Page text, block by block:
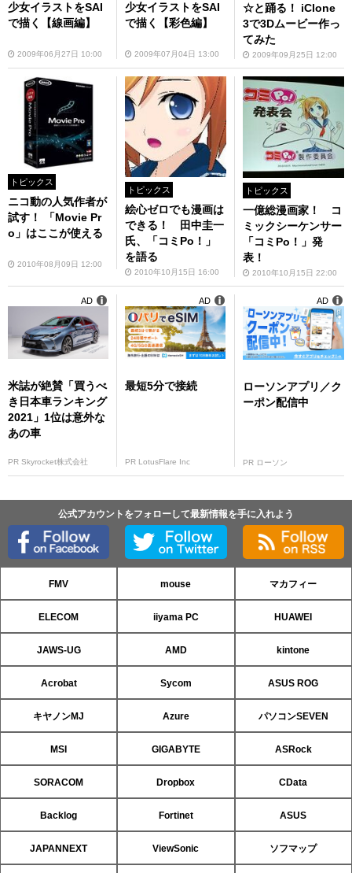
少女イラストをSAI
で描く【線画編】
2009年06月27日 10:00
少女イラストをSAI
で描く【彩色編】
2009年07月04日 13:00
☆と踊る！ iClone
3で3Dムービー作っ
てみた
2009年09月25日 12:00
トピックス
ニコ動の人気作者が
試す！ 「Movie Pr
o」はここが使える
2010年08月09日 12:00
トピックス
絵心ゼロでも漫画は
できる！ 田中圭一
氏、「コミPo！」
を語る
2010年10月15日 16:00
トピックス
一億総漫画家！ コ
ミックシーケンサー
「コミPo！」発
表！
2010年10月15日 22:00
米誌が絶賛「買うべ
き日本車ランキング
2021」1位は意外な
あの車
PR Skyrocket株式会社
AD
最短5分で接続
PR LotusFlare Inc
AD
ローソンアプリ／ク
ーポン配信中
PR ローソン
AD
公式アカウントをフォローして最新情報を手に入れよう
FMV mouse マカフィー
ELECOM iiyama PC HUAWEI
JAWS-UG AMD kintone
Acrobat Sycom ASUS ROG
キヤノンMJ Azure パソコンSEVEN
MSI GIGABYTE ASRock
SORACOM Dropbox CData
Backlog Fortinet ASUS
JAPANNEXT ViewSonic ソフマップ